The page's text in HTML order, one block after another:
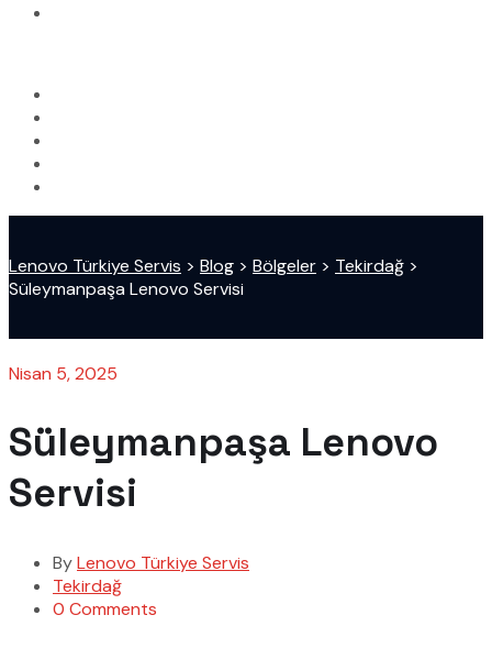
Lenovo Türkiye Servis > Blog > Bölgeler > Tekirdağ >
Süleymanpaşa Lenovo Servisi
Nisan 5, 2025
Süleymanpaşa Lenovo
Servisi
ByLenovo Türkiye Servis
Tekirdağ
0 Comments